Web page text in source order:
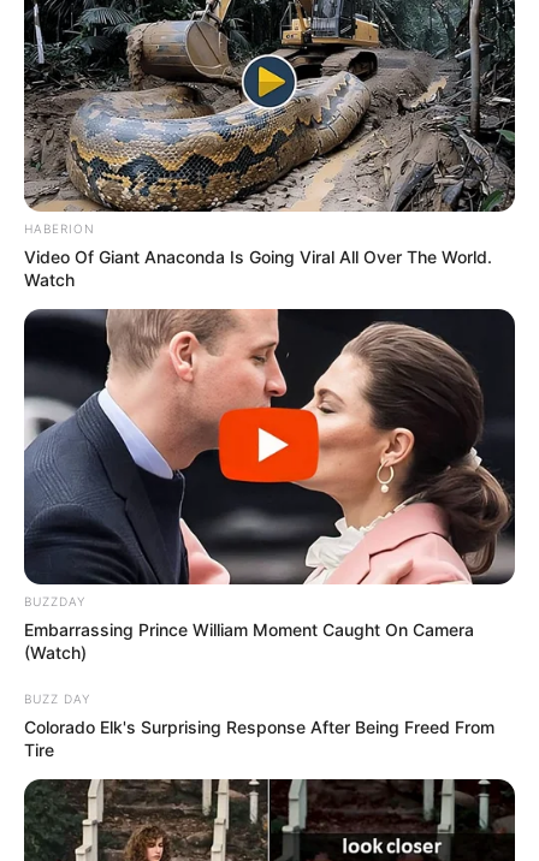
HABERION
Video Of Giant Anaconda Is Going Viral All Over The World.
Watch
BUZZDAY
Embarrassing Prince William Moment Caught On Camera
(Watch)
BUZZ DAY
Colorado Elk's Surprising Response After Being Freed From
Tire